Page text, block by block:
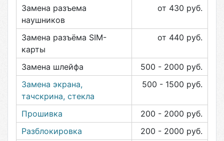
Замена разъема
наушников
от 430 руб.
Замена разъёма SIM-
карты
от 440 руб.
Замена шлейфа 500 - 2000 руб.
Замена экрана,
тачскрина, стекла
500 - 1500 руб.
Прошивка 200 - 2000 руб.
Разблокировка
200 - 2000 руб.